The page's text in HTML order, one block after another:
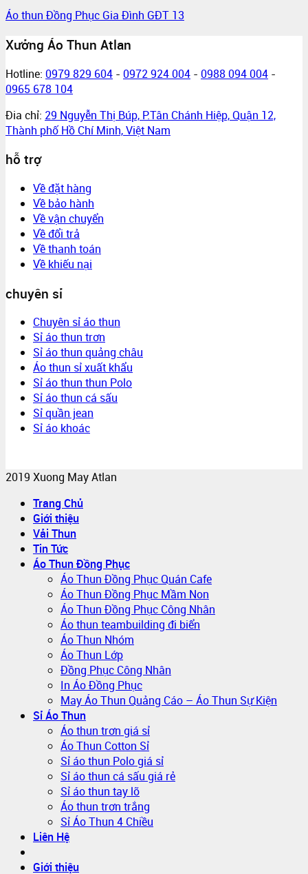
Áo thun Đồng Phục Gia Đình GĐT 13
Xưởng Áo Thun Atlan
Hotline: 0979 829 604 - 0972 924 004 - 0988 094 004 -
0965 678 104
Đia chỉ: 29 Nguyễn Thị Búp, P.Tân Chánh Hiệp, Quận 12,
Thành phố Hồ Chí Minh, Việt Nam
hỗ trợ
Về đặt hàng
Về bảo hành
Về vận chuyển
Về đổi trả
Về thanh toán
Về khiếu nại
chuyên sỉ
Chuyên sỉ áo thun
Sỉ áo thun trơn
Sỉ áo thun quảng châu
Áo thun sỉ xuất khẩu
Sỉ áo thun thun Polo
Sỉ áo thun cá sấu
Sỉ quần jean
Sỉ áo khoác
2019 Xuong May Atlan
Trang Chủ
Giới thiệu
Vải Thun
Tin Tức
Áo Thun Đồng Phục
Áo Thun Đồng Phục Quán Cafe
Áo Thun Đồng Phục Mầm Non
Áo Thun Đồng Phục Công Nhân
Áo thun teambuilding đi biển
Áo Thun Nhóm
Áo Thun Lớp
Đồng Phục Công Nhân
In Áo Đồng Phục
May Áo Thun Quảng Cáo – Áo Thun Sự Kiện
Sỉ Áo Thun
Áo thun trơn giá sỉ
Áo Thun Cotton Sỉ
Sỉ áo thun Polo giá sỉ
Sỉ áo thun cá sấu giá rẻ
Sỉ áo thun tay lỡ
Áo thun trơn trắng
Sỉ Áo Thun 4 Chiều
Liên Hệ
Giới thiệu